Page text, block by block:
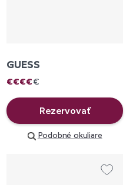
GUESS
€€€€€
Rezervovať
Podobné okuliare